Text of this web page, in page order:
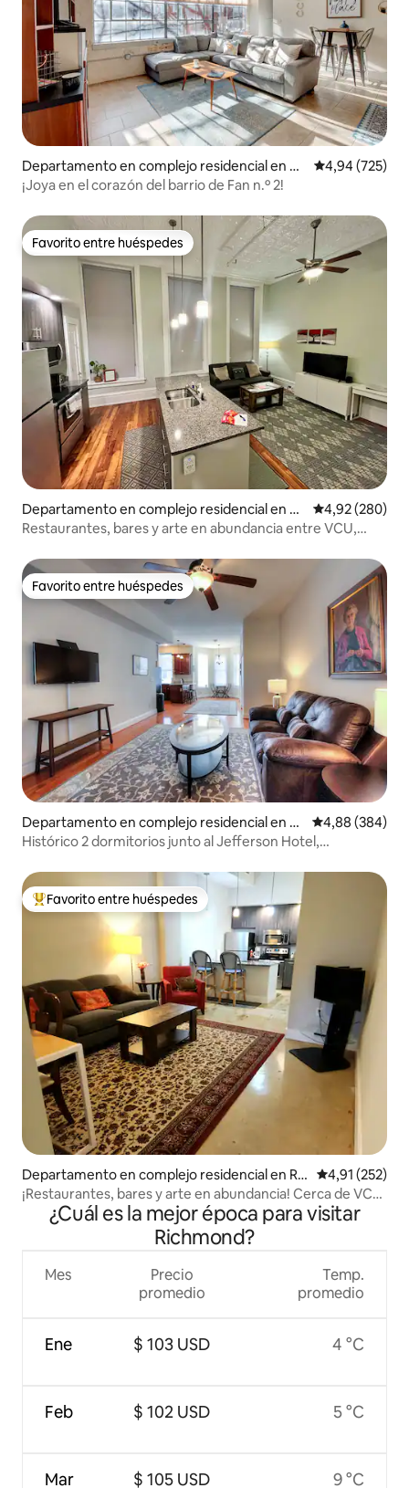
Departamento en complejo residencial en Th
e Fan
Calificación
4,94 (725)
¡Joya en el corazón del barrio de Fan n.º 2!
Favorito entre huéspedes
Favorito entre huéspedes
Departamento en complejo residencial en Ri
chmond
Calificación
4,92 (280)
Restaurantes, bares y arte en abundancia entre VCU,
Favorito entre huéspedes
Favorito entre huéspedes
Departamento en complejo residencial en Ri
chmond
Calificación
4,88 (384)
Histórico 2 dormitorios junto al Jefferson Hotel,
Favorito entre los huéspedes más destacados
Favorito entre huéspedes
Departamento en complejo residencial en Ric
hmond
Calificación
4,91 (252)
¡Restaurantes, bares y arte en abundancia! Cerca de VCU
MCV CC
¿Cuál es la mejor época para visitar
Richmond?
Mes
Ene
Feb
Mar
Precio
promedio
$ 103 USD
$ 102 USD
$ 105 USD
Temp.
promedio
4 °C
5 °C
9 °C